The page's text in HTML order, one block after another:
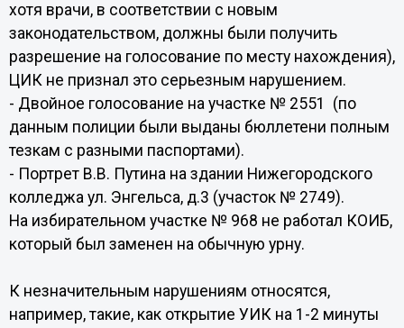
хотя врачи, в соответствии с новым
законодательством, должны были получить
разрешение на голосование по месту нахождения),
ЦИК не признал это серьезным нарушением.
- Двойное голосование на участке № 2551 (по
данным полиции были выданы бюллетени полным
тезкам с разными паспортами).
- Портрет В.В. Путина на здании Нижегородского
колледжа ул. Энгельса, д.3 (участок № 2749).
На избирательном участке № 968 не работал КОИБ,
который был заменен на обычную урну.
К незначительным нарушениям относятся,
например, такие, как открытие УИК на 1-2 минуты